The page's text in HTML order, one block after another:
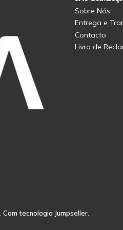
Sobre Nós
Entrega e
Contacto
Livro de
Com tecnologia Jumpseller